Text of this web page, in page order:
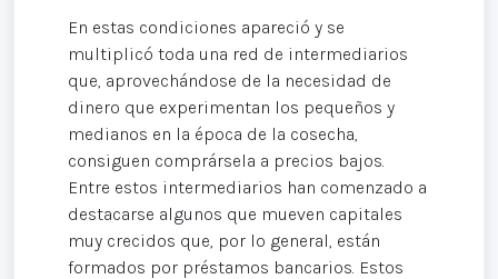
En estas condiciones apareció y se
multiplicó toda una red de intermediarios
que, aprovechándose de la necesidad de
dinero que experimentan los pequeños y
medianos en la época de la cosecha,
consiguen comprársela a precios bajos.
Entre estos intermediarios han comenzado a
destacarse algunos que mueven capitales
muy crecidos que, por lo general, están
formados por préstamos bancarios. Estos